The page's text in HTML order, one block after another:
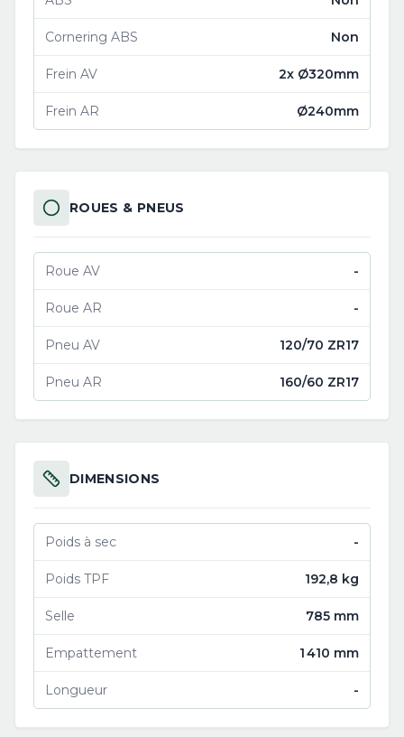
Cornering ABS Non
Frein AV 2x Ø320mm
Frein AR Ø240mm
ROUES & PNEUS
Roue AV -
Roue AR -
Pneu AV 120/70 ZR17
Pneu AR 160/60 ZR17
DIMENSIONS
Poids à sec -
Poids TPF 192,8 kg
Selle 785 mm
Empattement 1 410 mm
Longueur -